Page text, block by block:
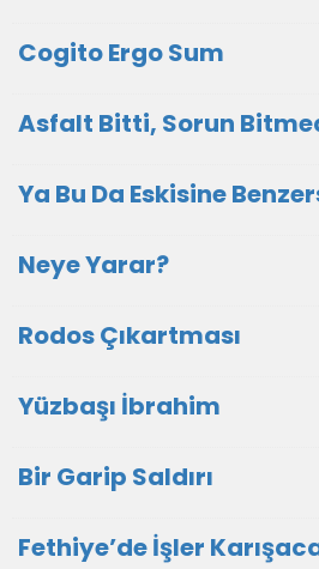
Cogito Ergo Sum
Asfalt Bitti, Sorun
Ya Bu Da Eskisine
Neye Yarar?
Rodos Çıkartması
Yüzbaşı İbrahim
Bir Garip Saldırı
Fethiye’de İşler